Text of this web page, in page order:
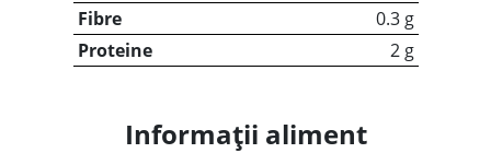
Fibre
0.3 g
Proteine
2 g
Informații aliment